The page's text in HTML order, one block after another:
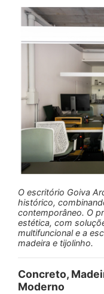
O escritório Goiva
histórico,
contemporâneo. O
estética, com
multifuncional e a
madeira e tijolinho.
Concreto,
Moderno